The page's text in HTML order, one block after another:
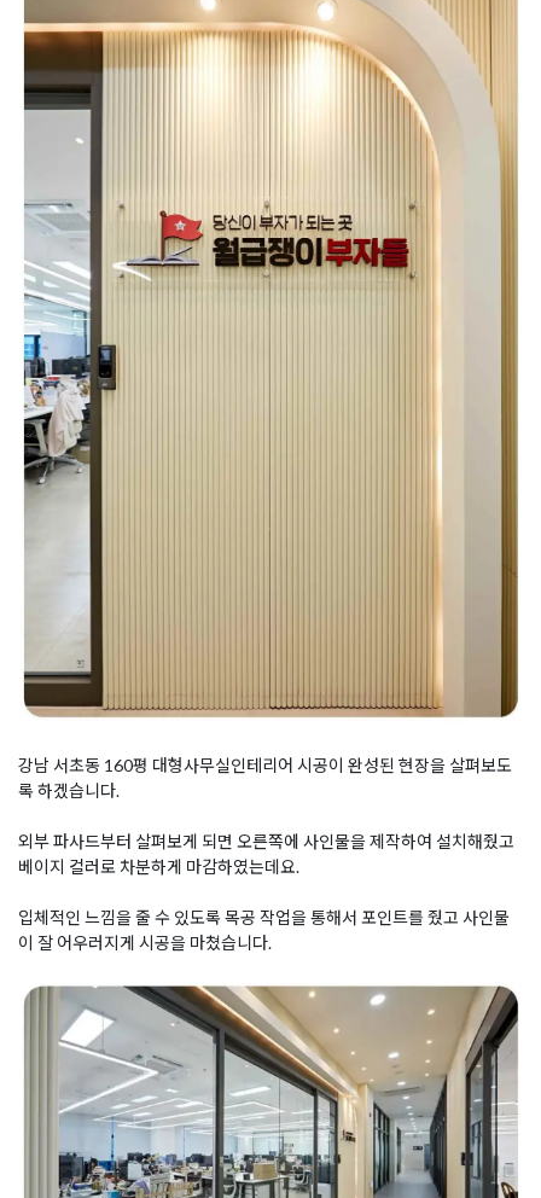
강남 서초동 160평 대형사무실인테리어 시공이 완성된 현장을 살펴보도
록 하겠습니다.
외부 파사드부터 살펴보게 되면 오른쪽에 사인물을 제작하여 설치해줬고
베이지 컬러로 차분하게 마감하였는데요.
입체적인 느낌을 줄 수 있도록 목공 작업을 통해서 포인트를 줬고 사인물
이 잘 어우러지게 시공을 마쳤습니다.